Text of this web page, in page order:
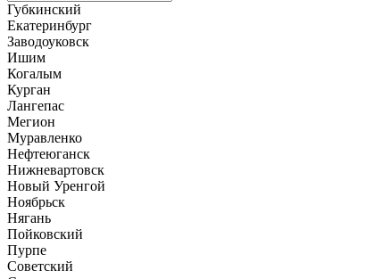
Губкинский
Екатеринбург
Заводоуковск
Ишим
Когалым
Курган
Лангепас
Мегион
Муравленко
Нефтеюганск
Нижневартовск
Новый Уренгой
Ноябрьск
Нягань
Пойковский
Пурпе
Советский